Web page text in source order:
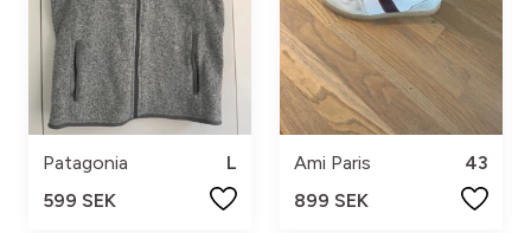
Patagonia
L
599 SEK
Ami Paris
43
899 SEK